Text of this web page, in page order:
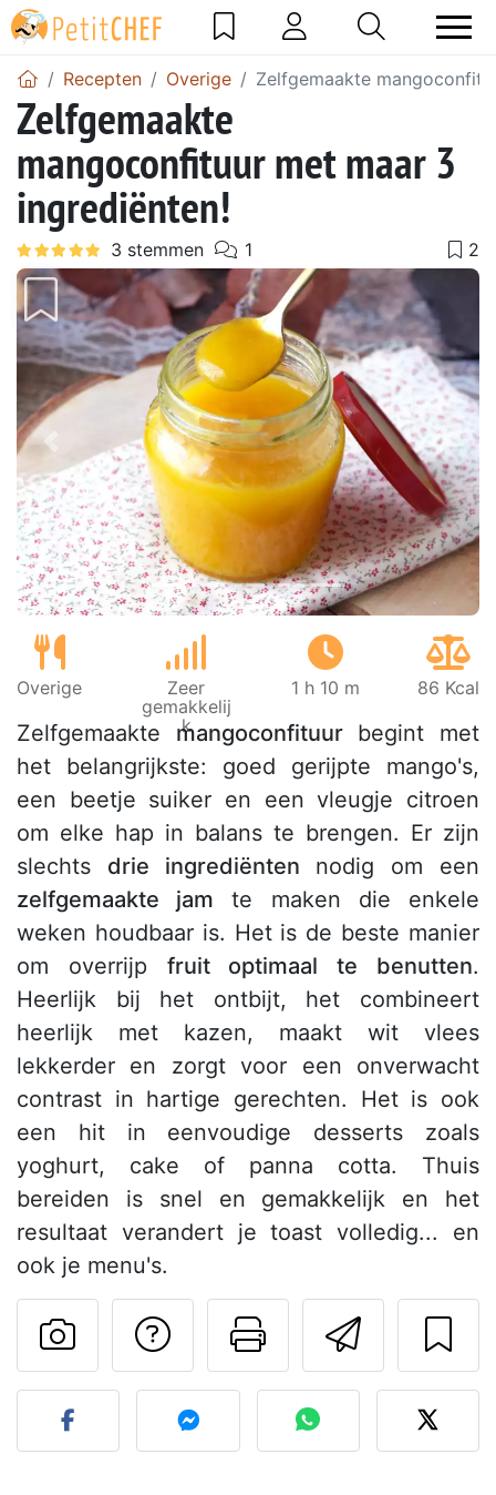
Recepten Overige Zelfgemaakte
Zelfgemaakte
mangoconfituur met maar 3
ingrediënten!
Vorig
Overige
Zeer
gemakkelij
k
1 h 10 m 86 Kcal
Zelfgemaakte mangoconfituurbegint met
het belangrijkste: goed gerijpte mango's,
een beetje suiker en een vleugje citroen
om elke hap in balans te brengen. Er zijn
slechts drie ingrediënten nodig om een
zelfgemaakte jam te maken die enkele
weken houdbaar is. Het is de beste manier
om overrijp fruit optimaal te benutten.
Heerlijk bij het ontbijt, het combineert
heerlijk met kazen, maakt wit vlees
lekkerder en zorgt voor een onverwacht
contrast in hartige gerechten. Het is ook
een hit in eenvoudige desserts zoals
yoghurt, cake of panna cotta. Thuis
bereiden is snel en gemakkelijk en het
resultaat verandert je toast volledig... en
ook je menu's.
Stuur
Print deze
Stel een vraag
Plaats je foto van dit